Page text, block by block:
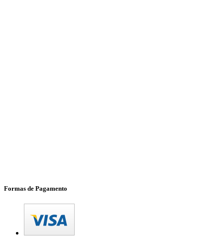
Formas de Pagamento